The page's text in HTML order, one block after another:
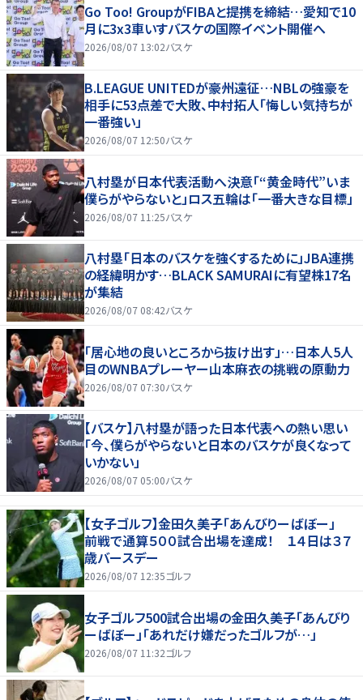
Go Too! GroupがFIBAと提携を締結…愛知で10
月に3x3車いすバスケの国際イベント開催へ
2026/08/07 13:02バスケ
B.LEAGUE UNITEDが豪州遠征…NBLの強豪を
相手に53点差で大敗、中村拓人「悔しい気持ちが
一番強い」
2026/08/07 12:50バスケ
八村塁が日本代表活動へ決意「“黄金時代”いま
僕らがやらないと」ロス五輪は「一番大きな目標」
2026/08/07 11:25バスケ
八村塁「日本のバスケを強くするために」JBA連携
の経緯明かす…BLACK SAMURAIに有望株17名
が集結
2026/08/07 08:42バスケ
「居心地の良いところから抜け出す」…日本人5人
目のWNBAプレーヤー山本麻衣の挑戦の原動力
2026/08/07 07:30バスケ
【バスケ】八村塁が語った日本代表への熱い思い
「今、僕らがやらないと日本のバスケが良くなって
いかない」
2026/08/07 05:00バスケ
【女子ゴルフ】金田久美子「あんびりーばぼー」
前戦で通算５００試合出場を達成！ １４日は３７
歳バースデー
2026/08/07 12:35ゴルフ
女子ゴルフ500試合出場の金田久美子「あんびり
ーばぼー」「あれだけ嫌だったゴルフが…」
2026/08/07 11:32ゴルフ